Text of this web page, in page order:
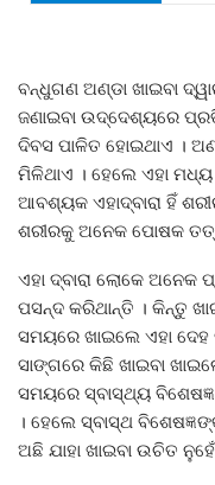
ବନ୍ଧୁଗଣ ଅଣ୍ଡା ଖାଇବା
ଜଣାଇବା ଉଦ୍ଦେଶ୍ୟରେ
ଦିବସ ପାଳିତ ହୋଇଥାଏ ।
ମିଳିଥାଏ । ହେଲେ ଏହା
ଆବଶ୍ୟକ ଏହାଦ୍ବାରା ହିଁ
ଶରୀରକୁ ଅନେକ ପୋଷକ
ଏହା ଦ୍ବାରା ଲୋକେ
ପସନ୍ଦ କରିଥାନ୍ତି । କିନ୍ତୁ
ସମୟରେ ଖାଇଲେ ଏହା ଦେହ
ସାଙ୍ଗରେ କିଛି ଖାଇବା
ସମୟରେ ସ୍ବାସ୍ଥ୍ୟ
। ହେଲେ ସ୍ବାସ୍ଥ
ଅଛି ଯାହା ଖାଇବା ଉଚିତ